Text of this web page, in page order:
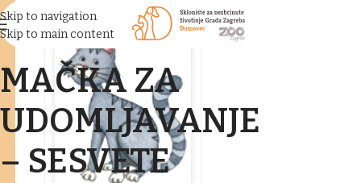
Skip to navigation
Skip to main content
MAČKA ZA
UDOMLJAVANJE
– SESVETE